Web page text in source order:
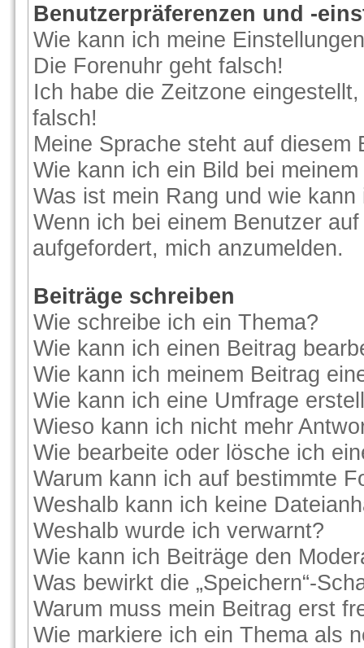
Benutzerpräferenzen und -
Wie kann ich meine
Die Forenuhr geht falsch!
Ich habe die Zeitzone
falsch!
Meine Sprache steht auf diesem
Wie kann ich ein Bild bei
Was ist mein Rang und wie
Wenn ich bei einem Benutzer
aufgefordert, mich anzumelden.
Beiträge schreiben
Wie schreibe ich ein Thema?
Wie kann ich einen Beitrag
Wie kann ich meinem Beitrag
Wie kann ich eine Umfrage
Wieso kann ich nicht mehr
Wie bearbeite oder lösche ich
Warum kann ich auf bestimmte
Weshalb kann ich keine
Weshalb wurde ich verwarnt?
Wie kann ich Beiträge den
Was bewirkt die „Speichern“-
Warum muss mein Beitrag erst
Wie markiere ich ein Thema als